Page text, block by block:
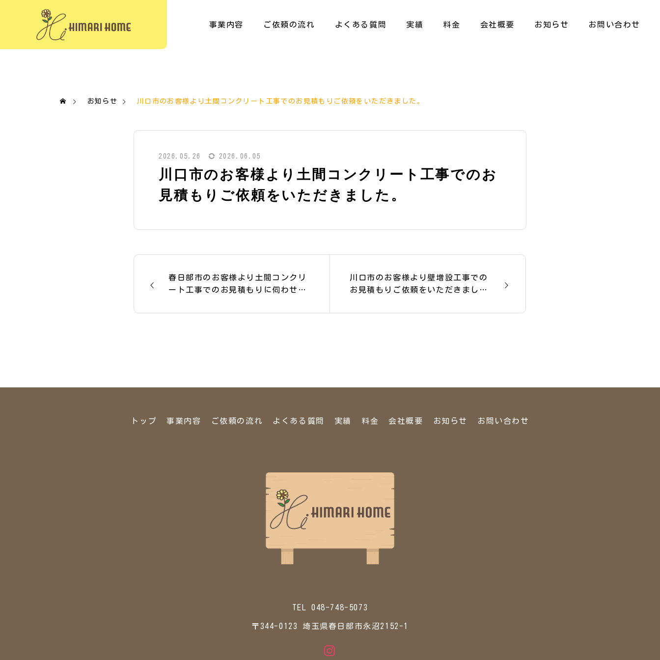
事業内容 ご依頼の流れ よくある質問 実績 料金 会社概要 お知らせ お問い合わせ
お知らせ 川口市のお客様より土間コンクリート工事でのお見積もりご依頼をいただきました。
2026.05.26 2026.06.05
川口市のお客様より土間コンクリート工事でのお
見積もりご依頼をいただきました。
春日部市のお客様より土間コンクリ
ート工事でのお見積もりに伺わせて
川口市のお客様より壁増設工事での
お見積もりご依頼をいただきまし
トップ 事業内容 ご依頼の流れ よくある質問 実績 料金 会社概要 お知らせ お問い合わせ
TEL 048-748-5073
〒344-0123 埼玉県春日部市永沼2152-1